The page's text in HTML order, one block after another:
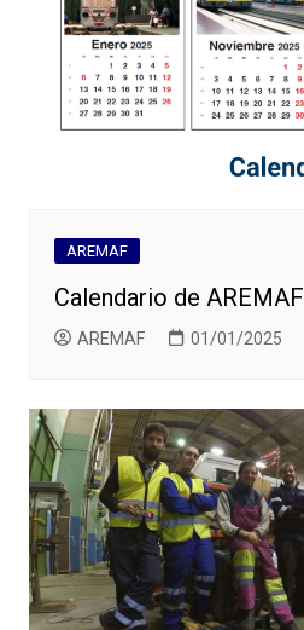
AREMAF
Calendario de AREMAF
AREMAF 01/01/2025